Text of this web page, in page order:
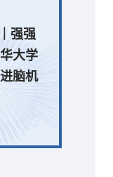
强强
大学
脑机